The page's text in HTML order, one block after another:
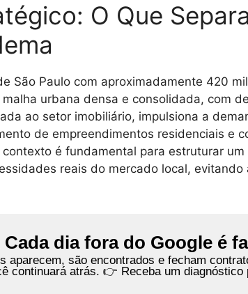
O Que
São Paulo com aproximadamente 420
urbana densa e consolidada, com
ao setor imobiliário, impulsiona a
de empreendimentos residenciais e
é fundamental para estruturar
reais do mercado local,
dia fora do Google é
aparecem, são encontrados e fecham
continuará atrás. 👉 Receba um diagnóstico